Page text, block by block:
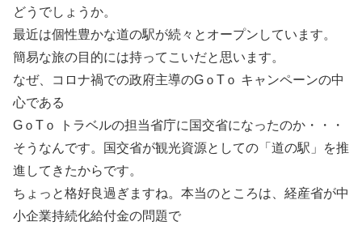
どうでしょうか。
最近は個性豊かな道の駅が続々とオープンしています。
簡易な旅の目的には持ってこいだと思います。
なぜ、コロナ禍での政府主導のGｏTｏ キャンペーンの中
心である
GｏTｏ トラベルの担当省庁に国交省になったのか・・・
そうなんです。国交省が観光資源としての「道の駅」を推
進してきたからです。
ちょっと格好良過ぎますね。本当のところは、経産省が中
小企業持続化給付金の問題で